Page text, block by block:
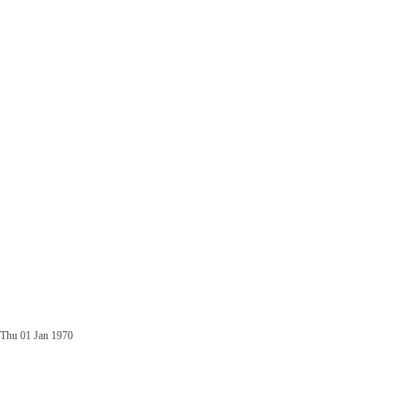
Thu 01 Jan 1970